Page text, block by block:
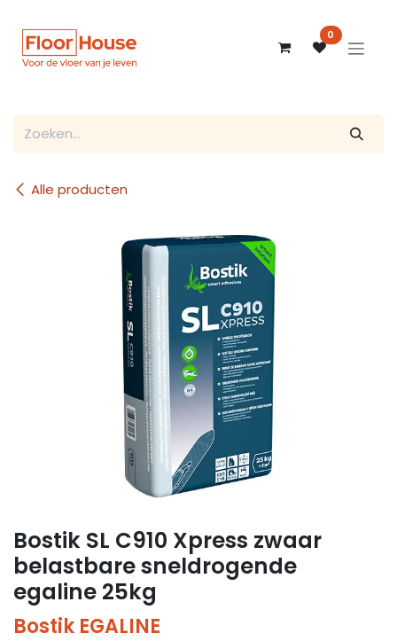
0
Alle producten
Bostik SL C910 Xpress zwaar
belastbare sneldrogende
egaline 25kg
Bostik EGALINE